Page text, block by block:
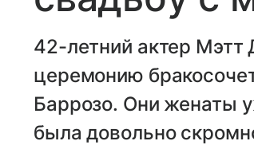
42-летний актер
церемонию
Баррозо. Они женаты
была довольно